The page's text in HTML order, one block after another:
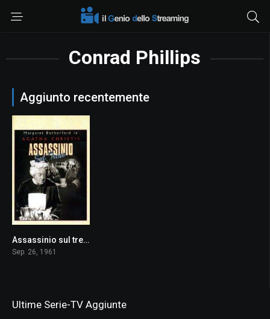
Conrad Phillips
Aggiunto recentemente
7.4Assassinio sul treno
Sep. 26, 1961
Ultime Serie-TV Aggiunte